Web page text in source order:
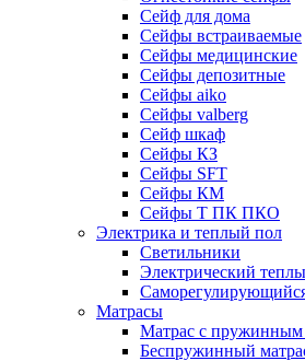
Cейф для дома
Сейфы встраиваемые
Сейфы медицинские
Сейфы депозитные
Сейфы aiko
Сейфы valberg
Сейф шкаф
Сейфы КЗ
Сейфы SFT
Сейфы КМ
Сейфы Т ПК ПКО
Электрика и теплый пол
Светильники
Электрический
Матрасы
Матрас с пружинным
Беспружинный